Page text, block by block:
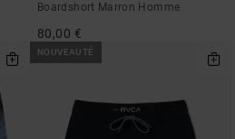
Boardshort Marron Homme
80,00 €
NOUVEAUTÉ